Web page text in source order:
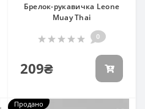
Брелок-рукавичка Leone
Muay Thai
0
209₴
Продано